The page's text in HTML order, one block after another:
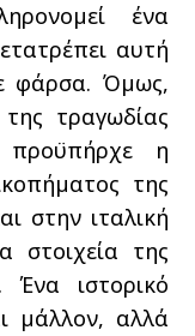
ένα
αυτή
φάρσα. Όμως,
τραγωδίας
προϋπήρχε η
της
στην ιταλική
στοιχεία της
ιστορικό
μάλλον, αλλά